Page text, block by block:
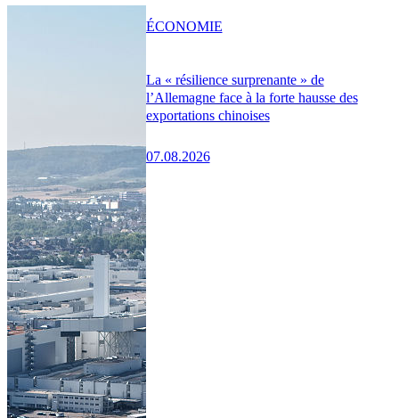
La « résilience surprenante » de
l’Allemagne face à la forte hausse des
exportations chinoises
07.08.2026
ÉCONOMIE